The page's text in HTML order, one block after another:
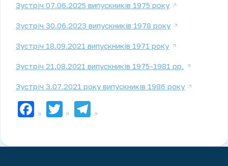
Зустріч 07.06.2025 випускників 1975 року
Зустріч 30.06.2023 випускників 1978 року
Зустріч 18.09.2021 випускників 1971 року
Зустріч 21.08.2021 випускників 1975-1981 рр.
Зустріч 3.07.2021 року випускників 1986 року
Facebook
TwitterTelegram